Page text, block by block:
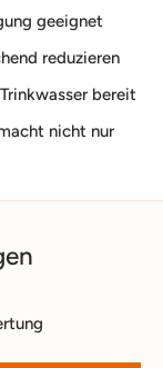
geeignet
reduzieren
bereit
nicht nur